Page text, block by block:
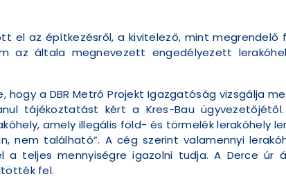
el az építkezésről, a kivitelező, mint megrendelő
általa megnevezett engedélyezett
hogy a DBR Metró Projekt Igazgatóság vizsgálja
tájékoztatást kért a Kres-Bau
amely illegális föld- és törmelék lerakóhely
nem található”. A cég szerint valamennyi
a teljes mennyiségre igazolni tudja. A Derce úr
fel.